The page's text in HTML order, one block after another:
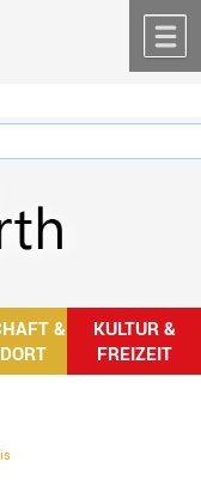
&
KULTUR &
FREIZEIT